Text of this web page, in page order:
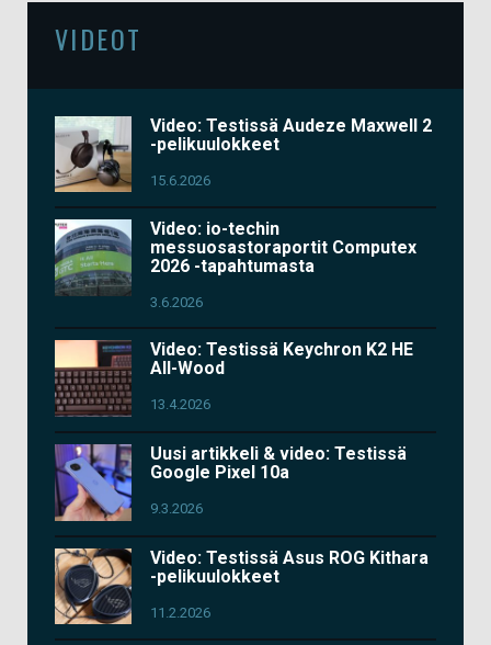
VIDEOT
Video: Testissä Audeze Maxwell 2
-pelikuulokkeet
15.6.2026
Video: io-techin
messuosastoraportit Computex
2026 -tapahtumasta
3.6.2026
Video: Testissä Keychron K2 HE
All-Wood
13.4.2026
Uusi artikkeli & video: Testissä
Google Pixel 10a
9.3.2026
Video: Testissä Asus ROG Kithara
-pelikuulokkeet
11.2.2026